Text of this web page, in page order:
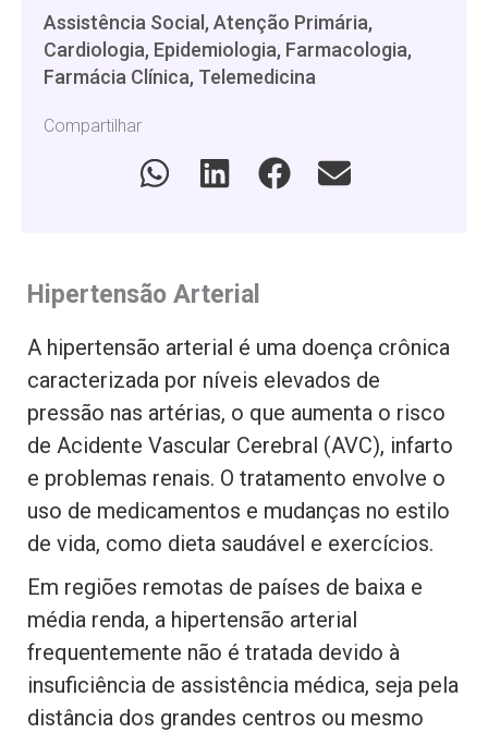
Assistência Social, Atenção Primária,
Cardiologia, Epidemiologia, Farmacologia,
Farmácia Clínica, Telemedicina
Compartilhar
Hipertensão Arterial
A hipertensão arterial é uma doença crônica
caracterizada por níveis elevados de
pressão nas artérias, o que aumenta o risco
de Acidente Vascular Cerebral (AVC), infarto
e problemas renais. O tratamento envolve o
uso de medicamentos e mudanças no estilo
de vida, como dieta saudável e exercícios.
Em regiões remotas de países de baixa e
média renda, a hipertensão arterial
frequentemente não é tratada devido à
insuficiência de assistência médica, seja pela
distância dos grandes centros ou mesmo